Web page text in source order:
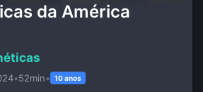
da América
•52min• 10 anos